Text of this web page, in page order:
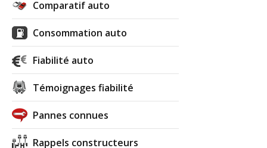
Comparatif auto
Consommation auto
Fiabilité auto
Témoignages fiabilité
Pannes connues
Rappels constructeurs